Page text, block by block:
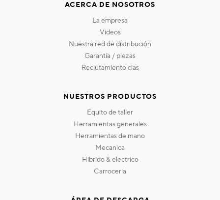
ACERCA DE NOSOTROS
la empresa
videos
nuestra red de distribución
garantía / piezas
reclutamiento clas
NUESTROS PRODUCTOS
equito de taller
herramientas generales
herramientas de mano
mecanica
hibrido & electrico
carroceria